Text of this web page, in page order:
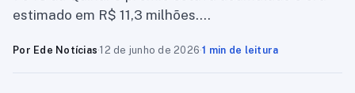
estimado em R$ 11,3 milhões….
Por Ede Notícias·12 de junho de 2026·1 min de leitura